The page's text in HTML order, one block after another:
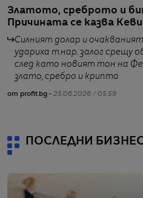
Златото, среброто и
Причината се казва
Силният долар и
удариха т.нар. залог срещу
след като новият тон на
злато, сребро и крипто
от profit.bg - 25.06.2026 / 05:59
ПОСЛЕДНИ